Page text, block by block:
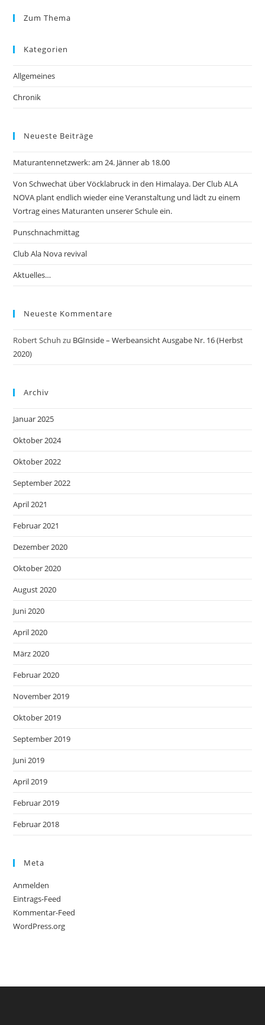
Zum Thema
Kategorien
Allgemeines
Chronik
Neueste Beiträge
Maturantennetzwerk: am 24. Jänner ab 18.00
Von Schwechat über Vöcklabruck in den Himalaya. Der Club ALA
NOVA plant endlich wieder eine Veranstaltung und lädt zu einem
Vortrag eines Maturanten unserer Schule ein.
Punschnachmittag
Club Ala Nova revival
Aktuelles…
Neueste Kommentare
Robert Schuh zu BGInside – Werbeansicht Ausgabe Nr. 16 (Herbst
2020)
Archiv
Januar 2025
Oktober 2024
Oktober 2022
September 2022
April 2021
Februar 2021
Dezember 2020
Oktober 2020
August 2020
Juni 2020
April 2020
März 2020
Februar 2020
November 2019
Oktober 2019
September 2019
Juni 2019
April 2019
Februar 2019
Februar 2018
Meta
Anmelden
Eintrags-Feed
Kommentar-Feed
WordPress.org